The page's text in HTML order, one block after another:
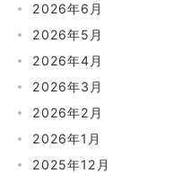
2026年6月
2026年5月
2026年4月
2026年3月
2026年2月
2026年1月
2025年12月